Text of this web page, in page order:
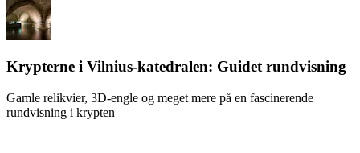
Krypterne i Vilnius-katedralen: Guidet rundvisning
Gamle relikvier, 3D-engle og meget mere på en fascinerende
rundvisning i krypten